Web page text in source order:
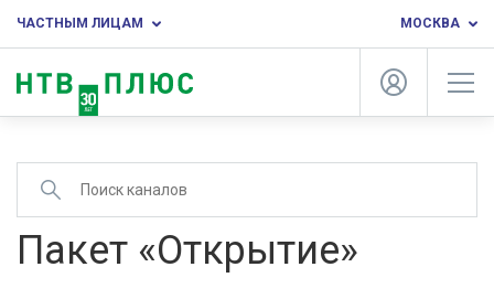
ЧАСТНЫМ ЛИЦАМ МОСКВА
Пакет «Открытие»